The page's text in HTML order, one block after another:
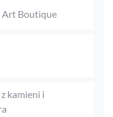
Art Boutique
kamieni i